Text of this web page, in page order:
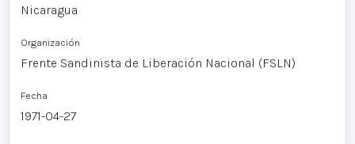
Nicaragua
Organización
Frente Sandinista de Liberación Nacional (FSLN)
Fecha
1971-04-27